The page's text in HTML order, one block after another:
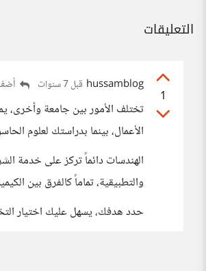
التعليقات
1
hussamblog قبل 7 سنوات
تختلف الأمور بين جامعة
الأعمال، بينما بدراستك لعلوم
الهندسات دائماً تركز على خدمة
والتطبيقية، تماماً كالفرق بين
حدد هدفك، يسهل عليك اختيار